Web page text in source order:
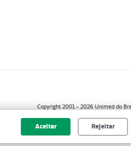
Copyright 2001 - 2026 Unimed do
Aceitar Rejeitar